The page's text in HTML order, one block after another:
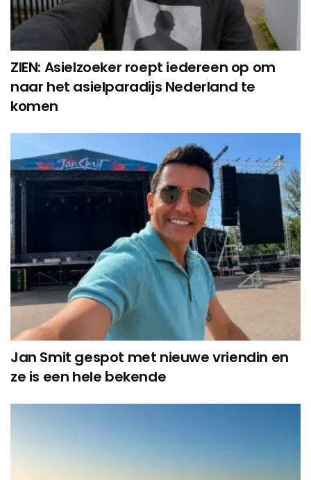
ZIEN: Asielzoeker roept iedereen op om
naar het asielparadijs Nederland te
komen
Jan Smit gespot met nieuwe vriendin en
ze is een hele bekende